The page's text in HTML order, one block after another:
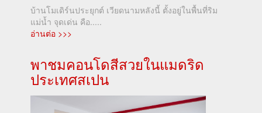
บ้านโมเดิร์นประยุกต์ เวียดนามหลังนี้ ตั้งอยู่ในพื้นที่ริม
แม่น้ำ จุดเด่น คือ.....
อ่านต่อ >>>
พาชมคอนโดสีสวยในแมดริด
ประเทศสเปน